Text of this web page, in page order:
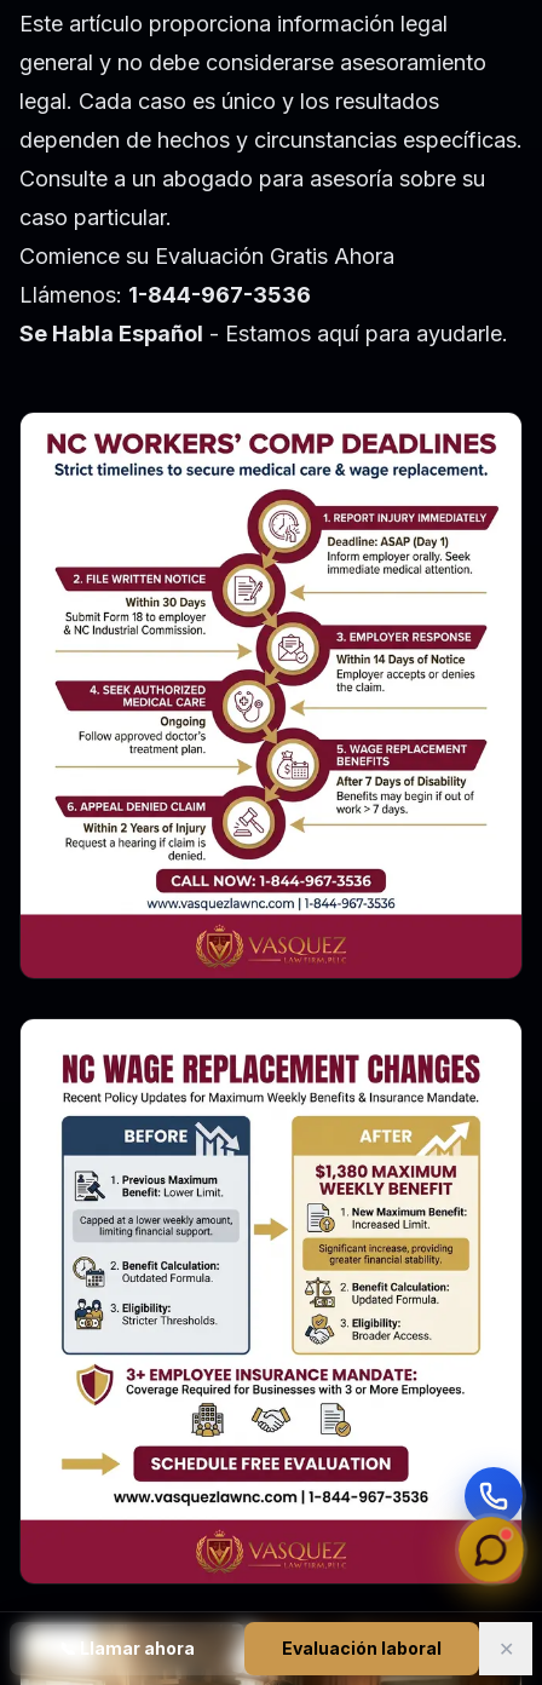
Llamar ahora Evaluación laboral ✕
Este artículo proporciona información legal
general y no debe considerarse asesoramiento
legal. Cada caso es único y los resultados
dependen de hechos y circunstancias específicas.
Consulte a un abogado para asesoría sobre su
caso particular.
Comience su Evaluación Gratis Ahora
Llámenos: 1-844-967-3536
Se Habla Español - Estamos aquí para ayudarle.